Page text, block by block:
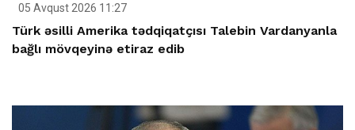
05 Avqust 2026 11:27
Türk əsilli Amerika tədqiqatçısı Talebin Vardanyanla
bağlı mövqeyinə etiraz edib